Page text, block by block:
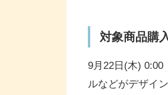
対象商品購
9月22日(木) 0:00
ルなどがデザイ